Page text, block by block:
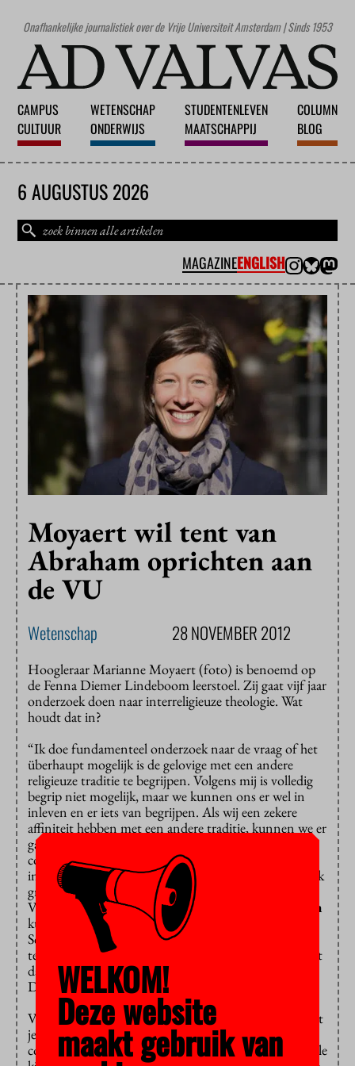
Onafhankelijke journalistiek over de Vrije Universiteit Amsterdam | Sinds 1953
CAMPUS
CULTUUR
WETENSCHAP
ONDERWIJS
STUDENTENLEVEN
MAATSCHAPPIJ
COLUMN
BLOG
6 AUGUSTUS 2026
MAGAZINEENGLISH
Moyaert wil tent van
Abraham oprichten aan
de VU
Wetenschap 28 NOVEMBER 2012
Hoogleraar Marianne Moyaert (foto) is benoemd op
de Fenna Diemer Lindeboom leerstoel. Zij gaat vijf jaar
onderzoek doen naar interreligieuze theologie. Wat
houdt dat in?
“Ik doe fundamenteel onderzoek naar de vraag of het
überhaupt mogelijk is de gelovige met een andere
religieuze traditie te begrijpen. Volgens mij is volledig
begrip niet mogelijk, maar we kunnen ons er wel in
inleven en er iets van begrijpen. Als wij een zekere
affiniteit hebben met een andere traditie, kunnen we er
gaande weg zelfs veel van begrijpen. Als hoogleraar
comparatieve theologie wil ik de praktijk van
interreligieuze dialoog bevorderen. Over vijf jaar zou ik
graag een centrum voor Scriptural Reasoning
VU hebben. In deze op te richten
tent van Abraham
kunnen joden, moslims en christenen elkaars Heilige
Schriften lezen in elkaars aanwezigheid. Je blijft bij de
tekst, maar neemt je eigen bagage mee. En je bespreekt
dat onderling, maar hoeft het niet eens te worden.
Debat is ook een vorm om God te leren kennen.
Vergelijk het met een relatie. Sommige conflicten moet
je bespreken, sommige moet je laten rusten. Niet elk
conflict is oplosbaar. Denk aan het familiebeeld van alle
WELKOM!
Deze website
maakt gebruik van